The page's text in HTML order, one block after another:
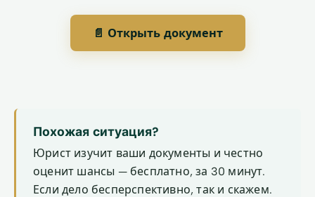
📄 Открыть документ
Похожая ситуация?
Юрист изучит ваши документы и честно
оценит шансы — бесплатно, за 30 минут.
Если дело бесперспективно, так и скажем.